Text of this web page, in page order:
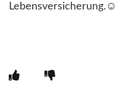
Lebensversicherung.☺️